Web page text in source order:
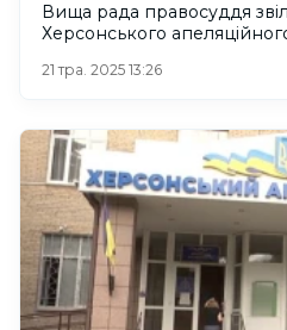
Вища рада правосуддя
Херсонського
21 тра. 2025 13:26